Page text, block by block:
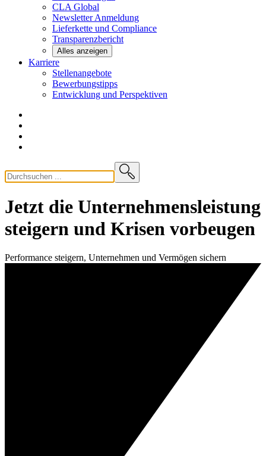
CLAGlobal
NewsletterAnmeldung
Lieferkette und Compliance
Transparenzbericht
Alles anzeigen
Karriere
Stellenangebote
Bewerbungstipps
Entwicklung und Perspektiven
Jetzt die Unternehmensleistung
steigern und Krisen vorbeugen
Performance steigern, Unternehmen und Vermögen sichern